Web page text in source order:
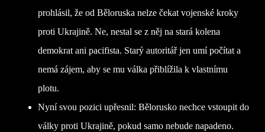
prohlásil, že od Běloruska nelze čekat vojenské kroky
proti Ukrajině. Ne, nestal se z něj na stará kolena
demokrat ani pacifista. Starý autoritář jen umí počítat a
nemá zájem, aby se mu válka přiblížila k vlastnímu
plotu.
Nyní svou pozici upřesnil: Bělorusko nechce vstoupit do
války proti Ukrajině, pokud samo nebude napadeno.